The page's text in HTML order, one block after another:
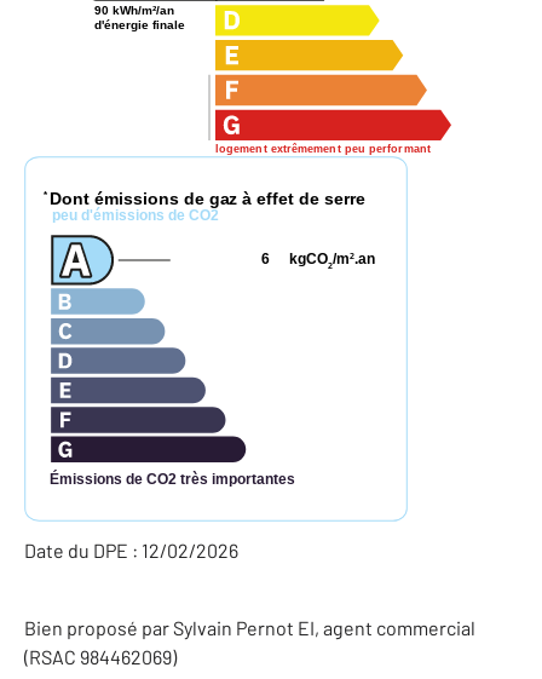
logement extrêmement peu performant
90 kWh/m²/an
d'énergie finale
* Dont émissions de gaz à effet de serre
peu d'émissions de CO2
Émissions de CO2 très importantes
kgCO2/m2.an
6
Date du DPE : 12/02/2026
Bien proposé parSylvain Pernot EI, agent commercial
(RSAC 984462069)